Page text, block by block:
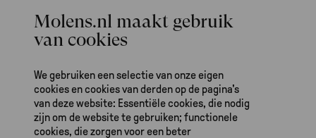
We gebruiken een selectie van onze eigen
cookies en cookies van derden op de pagina's
van deze website: Essentiële cookies, die nodig
zijn om de website te gebruiken; functionele
cookies, die zorgen voor een beter
De Hollandsche Molen
Zeeburgerdijk 139
1095 AA Amsterdam